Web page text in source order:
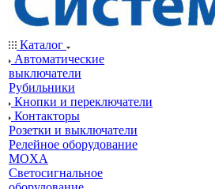
Каталог
Автоматические
выключатели
Рубильники
Кнопки и переключатели
Контакторы
Розетки и выключатели
Релейное оборудование
MOXA
Светосигнальное